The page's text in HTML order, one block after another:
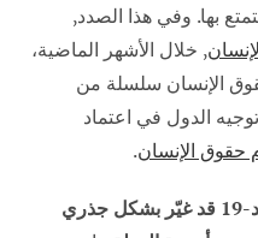
بها. وفي هذا الصدد,
, خلال الأشهر الماضية،
الإنسان سلسلة من
الدول في اعتماد
حقوق الإنسان.
في ضوء ما سبق، فإن وضع كوفيد-19 قد غيّر بشكل جذري